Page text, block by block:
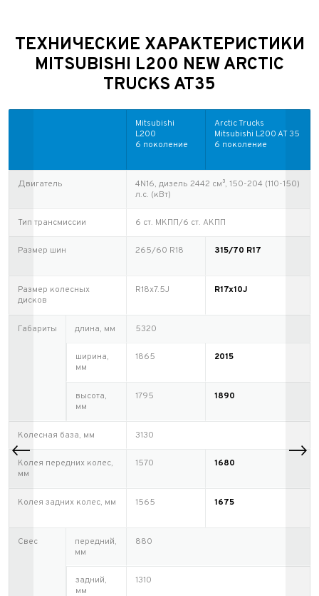
ТЕХНИЧЕСКИЕ ХАРАКТЕРИСТИКИ
MITSUBISHI L200 NEW ARCTIC
TRUCKS AT35
Mitsubishi
L200
6 поколение
Arctic Trucks
Mitsubishi L200 AT 35
6 поколение
Двигатель
4N16, дизель 2442 см³, 150-204 (110-150)
л.с. (кВт)
Тип трансмиссии 6 ст. МКПП/6 ст. АКПП
Размер шин 265/60 R18 315/70 R17
Размер колесных
дисков
R18х7.5J R17x10J
Габариты длина, мм 5320
ширина,
мм
1865 2015
высота,
мм
1795 1890
Колесная база, мм 3130
Колея передних колес,
мм
1570 1680
Колея задних колес, мм 1565 1675
Свес
передний,
мм
880
задний,
мм
1310